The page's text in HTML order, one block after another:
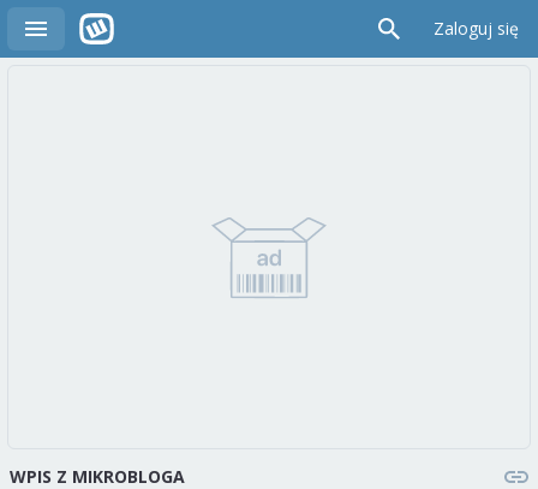
Zaloguj się
WPIS Z MIKROBLOGA